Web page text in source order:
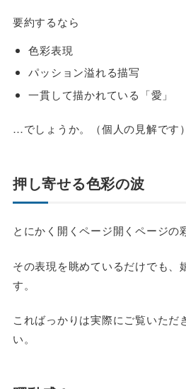
要約するなら
色彩表現
パッション溢れる描写
一貫して描かれている「愛」
…でしょうか。（個人の見解です）
押し寄せる色彩の波
とにかく開くページ開くページの
その表現を眺めているだけでも、
す。
こればっかりは実際にご覧いただ
い。